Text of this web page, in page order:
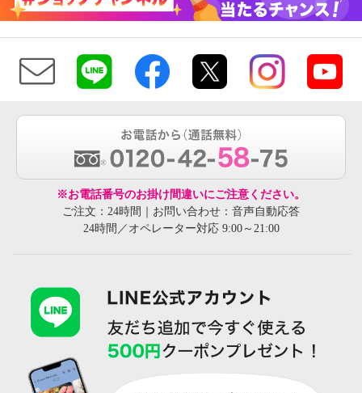
※お電話番号のお掛け間違いにご注意ください。
ご注文：24時間｜お問い合わせ：音声自動応答
24時間／オペレーター対応 9:00～21:00